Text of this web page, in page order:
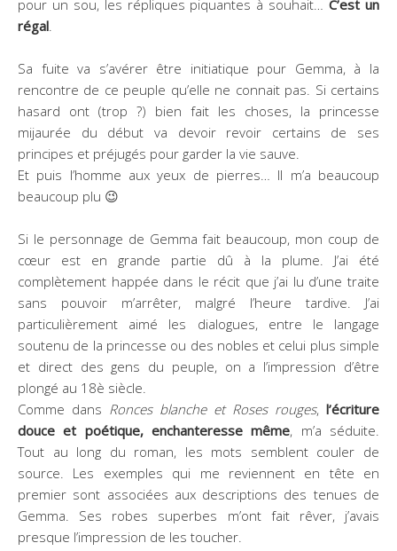
pour un sou, les répliques piquantes à souhait…C’est un
régal
Sa fuite va s’avérer être initiatique pour Gemma, à la
rencontre de ce peuple qu’elle ne connait pas. Si certains
hasard ont (trop ?) bien fait les choses, la princesse
mijaurée du début va devoir revoir certains de ses
principes et préjugés pour garder la vie sauve.
Et puis l’homme aux yeux de pierres… Il m’a beaucoup
beaucoup plu 😉
Si le personnage de Gemma fait beaucoup, mon coup de
cœur est en grande partie dû à la plume. J’ai été
complètement happée dans le récit que j’ai lu d’une traite
sans pouvoir m’arrêter, malgré l’heure tardive. J’ai
particulièrement aimé les dialogues, entre le langage
soutenu de la princesse ou des nobles et celui plus simple
et direct des gens du peuple, on a l’impression d’être
plongé au 18è siècle.
Comme dans Ronces blanche et Roses rouges, l’écriture
douce et poétique, enchanteresse même, m’a séduite.
Tout au long du roman, les mots semblent couler de
source. Les exemples qui me reviennent en tête en
premier sont associées aux descriptions des tenues de
Gemma. Ses robes superbes m’ont fait rêver, j’avais
presque l’impression de les toucher.